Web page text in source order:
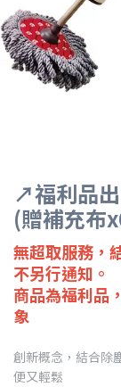
↗福利品
(贈補充布
無超取服務，
不另行通知。
商品為福利品
象
創新概念，結合除
便又輕鬆